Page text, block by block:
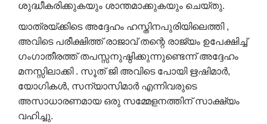
ശുദ്ധീകരിക്കുകയും ശാന്തമാക്കുകയും ചെയ്തു.
യാത്രയ്ക്കിടെ അദ്ദേഹം ഹസ്തിനപുരിയിലെത്തി ,
അവിടെ പരീക്ഷിത്ത് രാജാവ് തന്റെ രാജ്യം ഉപേക്ഷിച്ച്
ഗംഗാതീരത്ത് തപസ്സനുഷ്ഠിക്കുന്നുണ്ടെന്ന് അദ്ദേഹം
മനസ്സിലാക്കി . സൂത് ജി അവിടെ പോയി ഋഷിമാർ,
യോഗികൾ, സന്യാസിമാർ എന്നിവരുടെ
അസാധാരണമായ ഒരു സമ്മേളനത്തിന് സാക്ഷ്യം
വഹിച്ചു.